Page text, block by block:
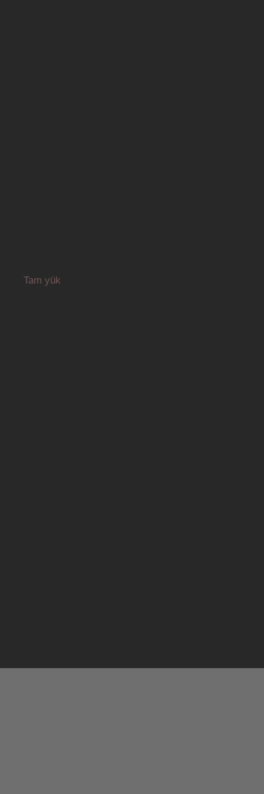
Tam yük